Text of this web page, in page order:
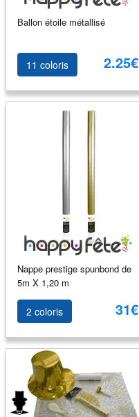
Ballon étoile métallisé
11 coloris 2.25€
Nappe prestige spunbond de
5m X 1,20 m
2 coloris 31€